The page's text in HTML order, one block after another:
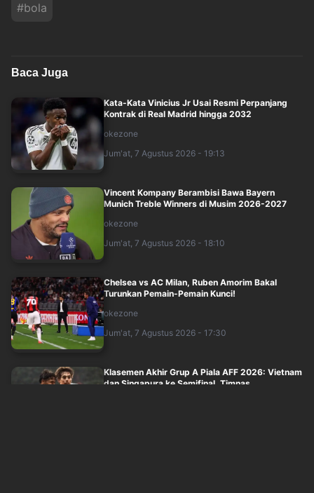
#bola
Baca Juga
Kata-Kata Vinicius Jr Usai Resmi Perpanjang
Kontrak di Real Madrid hingga 2032
okezone
Jum'at, 7 Agustus 2026 - 19:13
Vincent Kompany Berambisi Bawa Bayern
Munich Treble Winners di Musim 2026-2027
okezone
Jum'at, 7 Agustus 2026 - 18:10
Chelsea vs AC Milan, Ruben Amorim Bakal
Turunkan Pemain-Pemain Kunci!
okezone
Jum'at, 7 Agustus 2026 - 17:30
Klasemen Akhir Grup A Piala AFF 2026: Vietnam
dan Singapura ke Semifinal, Timnas ....